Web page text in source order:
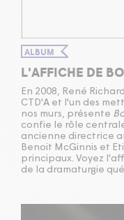
ALBUM
L'AFFICHE DE
En 2008, René
CTD'A et l'un des
nos murs, présente
confie le rôle
ancienne directrice
Benoit McGinnis et
principaux. Voyez
de la dramaturgie